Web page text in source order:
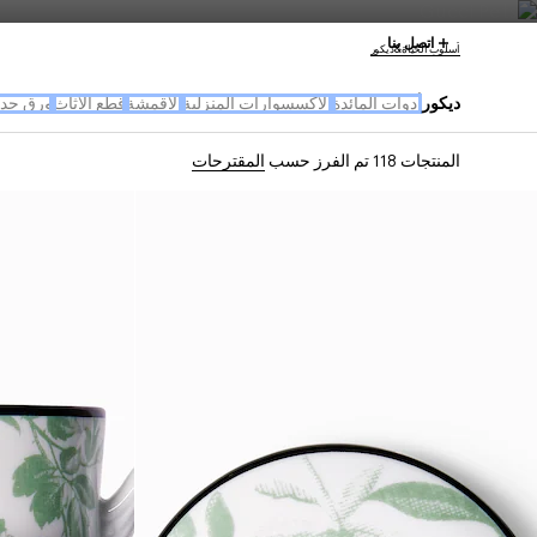
اتصل بنا
أسلوب الحياة&ديكور
ديكور أدوات المائدة الإكسسوارات المنزلية الأقمشة قطع الأثاث ورق
المنتجات 118 تم الفرز حسب المقترحات